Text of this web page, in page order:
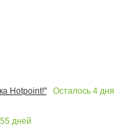
Hotpoint!"
Осталось 4дня
55 дней